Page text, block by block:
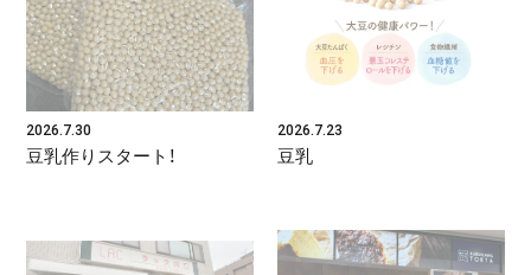
2026.7.30
豆乳作りスタート！
2026.7.23
豆乳